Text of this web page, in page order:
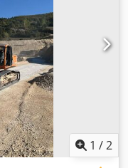
1 /2